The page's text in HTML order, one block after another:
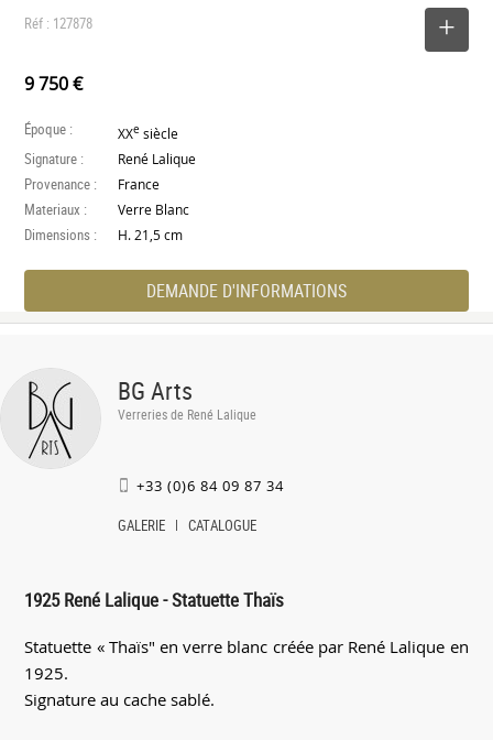
Réf : 127878
9 750 €
Époque : XXe siècle
Signature : René Lalique
Provenance : France
Materiaux : Verre Blanc
Dimensions : H. 21,5 cm
DEMANDE D'INFORMATIONS
BG Arts
Verreries de René Lalique
+33 (0)6 84 09 87 34
GALERIE CATALOGUE
1925 René Lalique - Statuette Thaïs
Statuette « Thaïs" en verre blanc créée par René Lalique en
1925.
Signature au cache sablé.